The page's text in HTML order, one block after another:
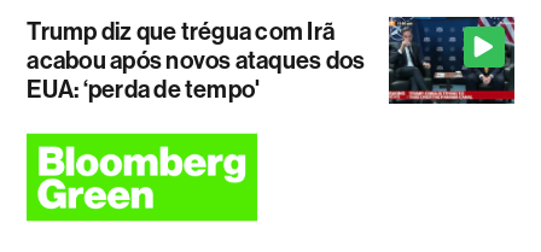
Trump diz que trégua com Irã
acabou após novos ataques dos
EUA: ‘perda de tempo'